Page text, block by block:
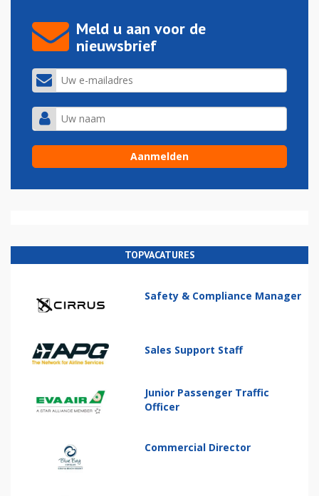
Meld u aan voor de
nieuwsbrief
TOPVACATURES
Safety & Compliance Manager
Sales Support Staff
Junior Passenger Traffic
Officer
Commercial Director